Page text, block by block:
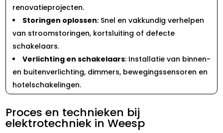
renovatieprojecten.
Storingen oplossen: Snel en vakkundig verhelpen
van stroomstoringen, kortsluiting of defecte
schakelaars.
Verlichting en schakelaars: Installatie van binnen-
en buitenverlichting, dimmers, bewegingssensoren en
hotelschakelingen.
Proces en technieken bij
elektrotechniek in Weesp